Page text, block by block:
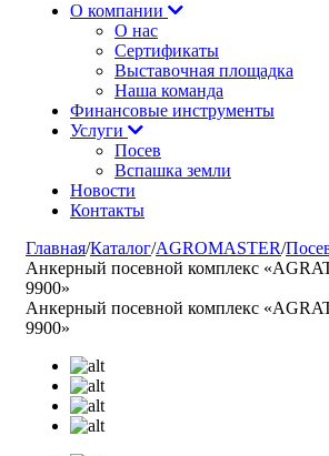
О компании
О нас
Сертификаты
Выставочная площадка
Наша команда
Финансовые инструменты
Услуги
Посев
Вспашка земли
Новости
Контакты
Главная/Каталог/AGROMASTER/
Анкерный посевной комплекс
9900»
Анкерный посевной комплекс
9900»